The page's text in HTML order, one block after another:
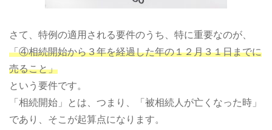
さて、特例の適用される要件のうち、特に重要なのが、
「④相続開始から３年を経過した年の１２月３１日までに
売ること」
という要件です。
「相続開始」とは、つまり、「被相続人が亡くなった時」
であり、そこが起算点になります。